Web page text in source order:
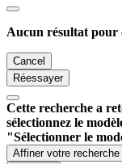
Aucun résultat pour
Cancel
Réessayer
Cette recherche a
sélectionnez le
"Sélectionner le
Affiner votre recherche